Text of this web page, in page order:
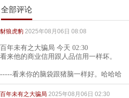
全部评论
豺狼虎豹 2025年08月06日 08:08
百年未有之大骗局 今天 02:30
看来他的商业信用跟人品信用一样坏。
-----看来你的脑袋跟猪脑一样好。哈哈哈
百年未有之大骗局 2025年08月06日 02:30